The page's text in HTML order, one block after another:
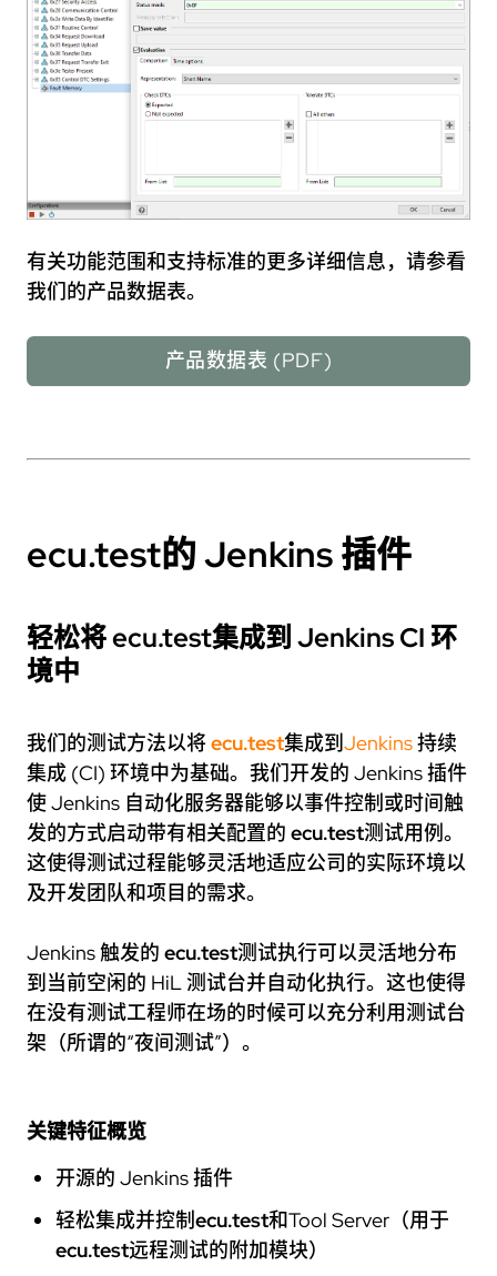
有关功能范围和支持标准的更多详细信息，请参看
我们的产品数据表。
产品数据表 (PDF)
ecu.test的 Jenkins 插件
轻松将ecu.test集成到 Jenkins CI 环
境中
我们的测试方法以将 ecu.test集成到 Jenkins持续
集成 (CI) 环境中为基础。我们开发的 Jenkins 插件
使 Jenkins 自动化服务器能够以事件控制或时间触
发的方式启动带有相关配置的 ecu.test测试用例。
这使得测试过程能够灵活地适应公司的实际环境以
及开发团队和项目的需求。
Jenkins 触发的 ecu.test测试执行可以灵活地分布
到当前空闲的 HiL 测试台并自动化执行。这也使得
在没有测试工程师在场的时候可以充分利用测试台
架（所谓的“夜间测试”）。
关键特征概览
开源的 Jenkins 插件
轻松集成并控制ecu.test和Tool Server（用于
ecu.test远程测试的附加模块）